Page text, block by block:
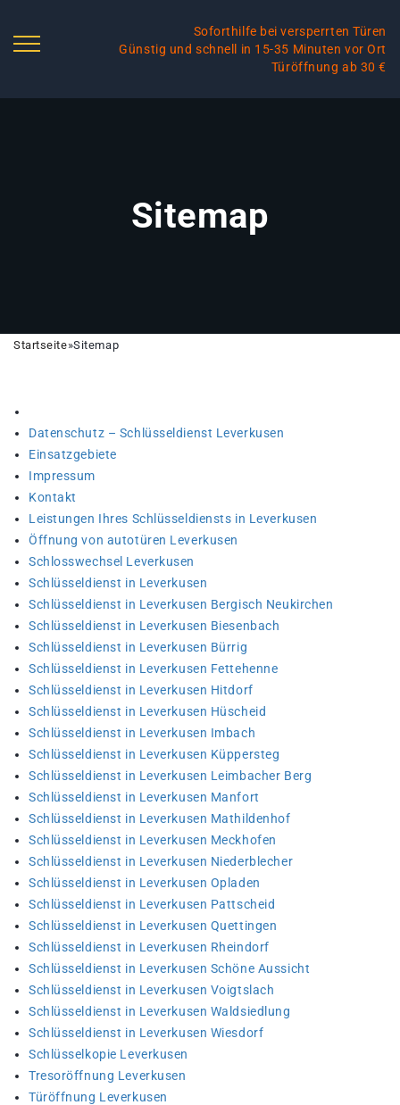
Soforthilfe bei versperrten Türen
Günstig und schnell in 15-35 Minuten vor Ort
Türöffnung ab 30 €
Sitemap
Startseite»Sitemap
Datenschutz – Schlüsseldienst Leverkusen
Einsatzgebiete
Impressum
Kontakt
Leistungen Ihres Schlüsseldiensts in Leverkusen
Öffnung von autotüren Leverkusen
Schlosswechsel Leverkusen
Schlüsseldienst in Leverkusen
Schlüsseldienst in Leverkusen Bergisch Neukirchen
Schlüsseldienst in Leverkusen Biesenbach
Schlüsseldienst in Leverkusen Bürrig
Schlüsseldienst in Leverkusen Fettehenne
Schlüsseldienst in Leverkusen Hitdorf
Schlüsseldienst in Leverkusen Hüscheid
Schlüsseldienst in Leverkusen Imbach
Schlüsseldienst in Leverkusen Küppersteg
Schlüsseldienst in Leverkusen Leimbacher Berg
Schlüsseldienst in Leverkusen Manfort
Schlüsseldienst in Leverkusen Mathildenhof
Schlüsseldienst in Leverkusen Meckhofen
Schlüsseldienst in Leverkusen Niederblecher
Schlüsseldienst in Leverkusen Opladen
Schlüsseldienst in Leverkusen Pattscheid
Schlüsseldienst in Leverkusen Quettingen
Schlüsseldienst in Leverkusen Rheindorf
Schlüsseldienst in Leverkusen Schöne Aussicht
Schlüsseldienst in Leverkusen Voigtslach
Schlüsseldienst in Leverkusen Waldsiedlung
Schlüsseldienst in Leverkusen Wiesdorf
Schlüsselkopie Leverkusen
Tresoröffnung Leverkusen
Türöffnung Leverkusen